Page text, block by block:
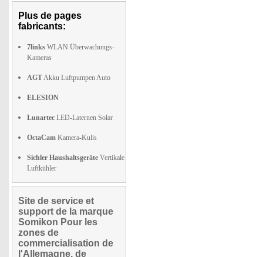
Plus de pages
fabricants:
7links WLAN Überwachungs-
Kameras
AGTAkku Luftpumpen Auto
ELESION
Lunartec LED-Laternen Solar
OctaCam Kamera-Kulis
Sichler Haushaltsgeräte Vertikale
Luftkühler
Site de service et
support de la marque
Somikon Pour les
zones de
commercialisation de
l'Allemagne, de